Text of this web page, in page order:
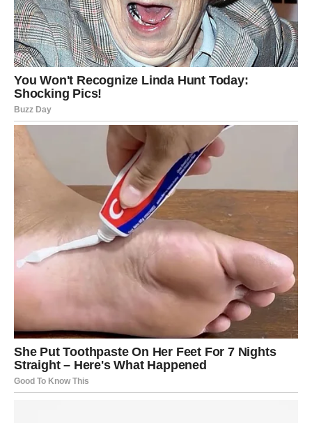
mleko lako može iskipeti ili zagoreti.
Kako vreme odmiče, smesa će postajati gušća i
poprimaće bogatu karamel boju. U tom trenutku se
uklanja sa šporeta i odmah se dodaju sitno seckani orasi.
Sve se dobro promeša dok se orasi ravnomerno ne
rasporede u vrućem karamelu.
PREUZMITE BESPLATNO!
⋆ KNJIGA SA RECEPTIMA ⋆
Upiši svoj email i preuzmi BESPLATNU
knjigu s receptima! Uživaj u jednostavnim
i ukusnim jelima koja će osvojiti tvoje
najdraže.